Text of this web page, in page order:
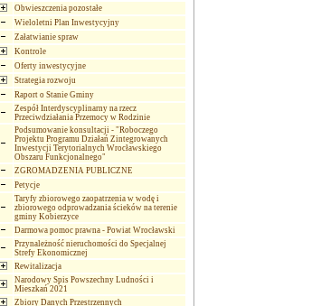
Obwieszczenia pozostałe
Wieloletni Plan Inwestycyjny
Załatwianie spraw
Kontrole
Oferty inwestycyjne
Strategia rozwoju
Raport o Stanie Gminy
Zespół Interdyscyplinarny na rzecz
Przeciwdziałania Przemocy w Rodzinie
Podsumowanie konsultacji - "Roboczego
Projektu Programu Działań Zintegrowanych
Inwestycji Terytorialnych Wrocławskiego
Obszaru Funkcjonalnego"
ZGROMADZENIA PUBLICZNE
Petycje
Taryfy zbiorowego zaopatrzenia w wodę i
zbiorowego odprowadzania ścieków na terenie
gminy Kobierzyce
Darmowa pomoc prawna - Powiat Wrocławski
Przynależność nieruchomości do Specjalnej
Strefy Ekonomicznej
Rewitalizacja
Narodowy Spis Powszechny Ludności i
Mieszkań 2021
Zbiory Danych Przestrzennych